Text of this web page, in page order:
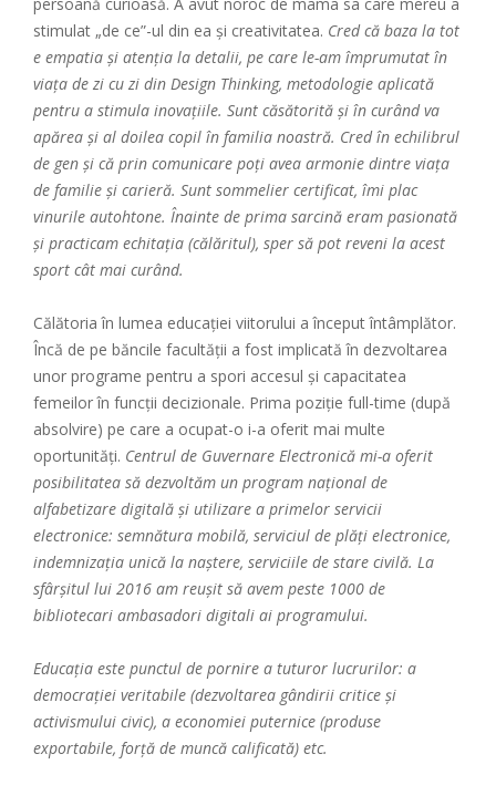
stimulat „de ce”-ul din ea și creativitatea. Cred că baza la tot
e empatia și atenția la detalii, pe care le-am împrumutat în
viața de zi cu zi din Design Thinking, metodologie aplicată
pentru a stimula inovațiile. Sunt căsătorită și în curând va
apărea și al doilea copil în familia noastră. Cred în echilibrul
de gen și că prin comunicare poți avea armonie dintre viața
de familie și carieră. Sunt sommelier certificat, îmi plac
vinurile autohtone. Înainte de prima sarcină eram pasionată
și practicam echitația (călăritul), sper să pot reveni la acest
sport cât mai curând.
Călătoria în lumea educației viitorului a început întâmplător.
Încă de pe băncile facultății a fost implicată în dezvoltarea
unor programe pentru a spori accesul și capacitatea
femeilor în funcții decizionale. Prima poziție full-time (după
absolvire) pe care a ocupat-o i-a oferit mai multe
oportunități. Centrul de Guvernare Electronică mi-a oferit
posibilitatea să dezvoltăm un program național de
alfabetizare digitală și utilizare a primelor servicii
electronice: semnătura mobilă, serviciul de plăți electronice,
indemnizația unică la naștere, serviciile de stare civilă. La
sfârșitul lui 2016 am reușit să avem peste 1000 de
bibliotecari ambasadori digitali ai programului.
Educația este punctul de pornire a tuturor lucrurilor: a
democrației veritabile (dezvoltarea gândirii critice și
activismului civic), a economiei puternice (produse
exportabile, forță de muncă calificată) etc.